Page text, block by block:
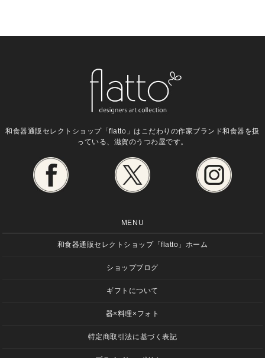
和食器通販セレクトショップ「flatto」は こだわりの作家ブランド和食器を扱
っている、滋賀のうつわ屋です。
MENU
和食器通販セレクトショップ「flatto」ホーム
ショップブログ
ギフトについて
器×料理×フォト
特定商取引法に基づく表記